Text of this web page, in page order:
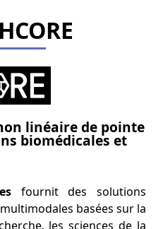
linéaire de pointe
biomédicales et
fournit des solutions
basées sur la
les sciences de la